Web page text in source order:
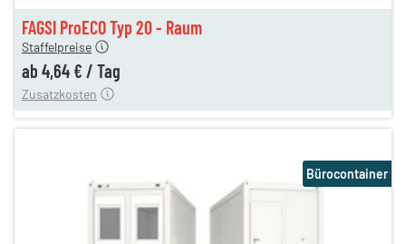
FAGSI ProECO Typ 20 - Raum
Staffelpreise
ab 4,64 € / Tag
180,00 €
110,00 €
Zusatzkosten
Bürocontainer